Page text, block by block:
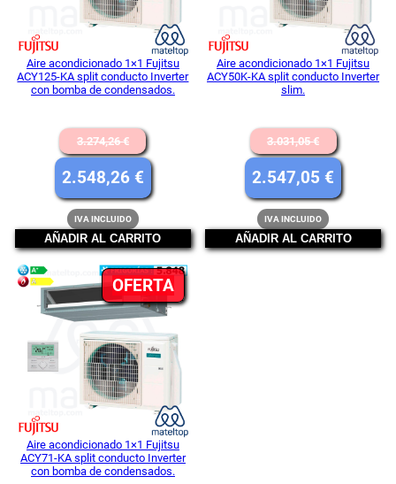
Aire acondicionado 1×1 Fujitsu
ACY125-KA split conducto Inverter
con bomba de condensados.
3.274,26€
El
precio
original
era:
3.274,26 €.
2.548,26 € El
precio
actual
es:
2.548,26 €.
IVA INCLUIDO
AÑADIR AL CARRITO
Aire acondicionado 1×1 Fujitsu
ACY50K-KA split conducto Inverter
slim.
3.031,05€
El
precio
original
era:
3.031,05
2.547,05€ El
precio
actual
es:
IVA INCLUIDO
AÑADIR AL CARRITO
OFERTAPRODUCTO
EN
OFERTA
Aire acondicionado 1×1 Fujitsu
ACY71-KA split conducto Inverter
con bomba de condensados.